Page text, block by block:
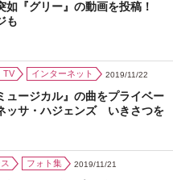
如『グリー』の動画を投稿！
も
TV インターネット 2019/11/22
ュージカル』の曲をプライベー
ッサ・ハジェンズ いきさつを
フォト集 2019/11/21